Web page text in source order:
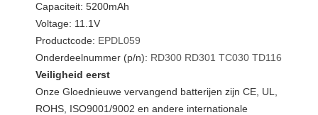
Capaciteit: 5200mAh
Voltage: 11.1V
Productcode: EPDL059
Onderdeelnummer (p/n): RD300 RD301 TC030 TD116
Veiligheid eerst
Onze Gloednieuwe vervangend batterijen zijn CE, UL,
ROHS, ISO9001/9002 en andere internationale